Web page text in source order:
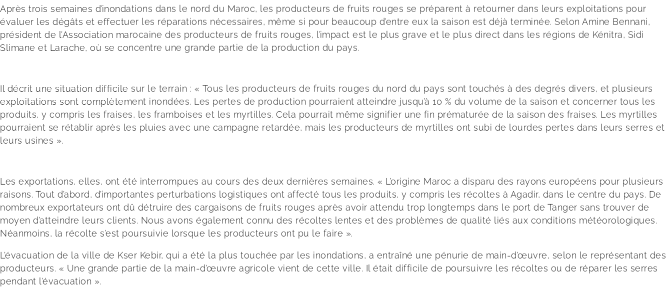
Après trois semaines d’inondations dans le nord du Maroc, les producteurs de fruits rouges se préparent à retourner dans leurs exploitations pour
évaluer les dégâts et effectuer les réparations nécessaires, même si pour beaucoup d’entre eux la saison est déjà terminée. Selon Amine Bennani,
président de l’Association marocaine des producteurs de fruits rouges, l’impact est le plus grave et le plus direct dans les régions de Kénitra, Sidi
Slimane et Larache, où se concentre une grande partie de la production du pays.
Il décrit une situation difficile sur le terrain : « Tous les producteurs de fruits rouges du nord du pays sont touchés à des degrés divers, et plusieurs
exploitations sont complètement inondées. Les pertes de production pourraient atteindre jusqu’à 10 % du volume de la saison et concerner tous les
produits, y compris les fraises, les framboises et les myrtilles. Cela pourrait même signifier une fin prématurée de la saison des fraises. Les myrtilles
pourraient se rétablir après les pluies avec une campagne retardée, mais les producteurs de myrtilles ont subi de lourdes pertes dans leurs serres et
leurs usines ».
Les exportations, elles, ont été interrompues au cours des deux dernières semaines. « L’origine Maroc a disparu des rayons européens pour plusieurs
raisons. Tout d’abord, d’importantes perturbations logistiques ont affecté tous les produits, y compris les récoltes à Agadir, dans le centre du pays. De
nombreux exportateurs ont dû détruire des cargaisons de fruits rouges après avoir attendu trop longtemps dans le port de Tanger sans trouver de
moyen d’atteindre leurs clients. Nous avons également connu des récoltes lentes et des problèmes de qualité liés aux conditions météorologiques.
Néanmoins, la récolte s’est poursuivie lorsque les producteurs ont pu le faire ».
L’évacuation de la ville de Kser Kebir, qui a été la plus touchée par les inondations, a entraîné une pénurie de main-d’œuvre, selon le représentant des
producteurs. « Une grande partie de la main-d’œuvre agricole vient de cette ville. Il était difficile de poursuivre les récoltes ou de réparer les serres
pendant l’évacuation ».